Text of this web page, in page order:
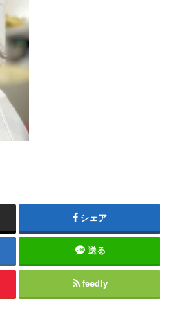
シェア
送る
feedly